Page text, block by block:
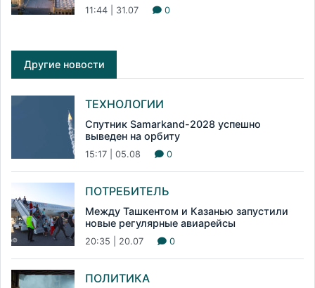
11:44 | 31.07 0
Другие новости
ТЕХНОЛОГИИ
Спутник Samarkand-2028 успешно
выведен на орбиту
15:17 | 05.08 0
ПОТРЕБИТЕЛЬ
Между Ташкентом и Казанью запустили
новые регулярные авиарейсы
20:35 | 20.07 0
ПОЛИТИКА